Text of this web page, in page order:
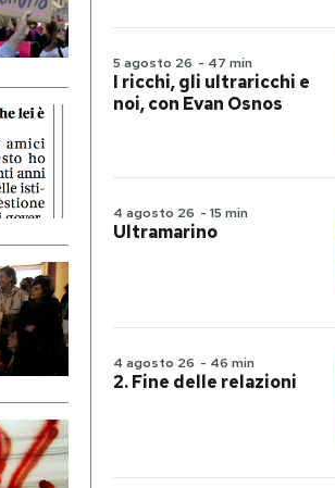
5 agosto 26 - 47 min
I ricchi, gli ultraricchi e
noi, con Evan Osnos
4 agosto 26 - 15 min
Ultramarino
4 agosto 26 - 46 min
2. Fine delle relazioni